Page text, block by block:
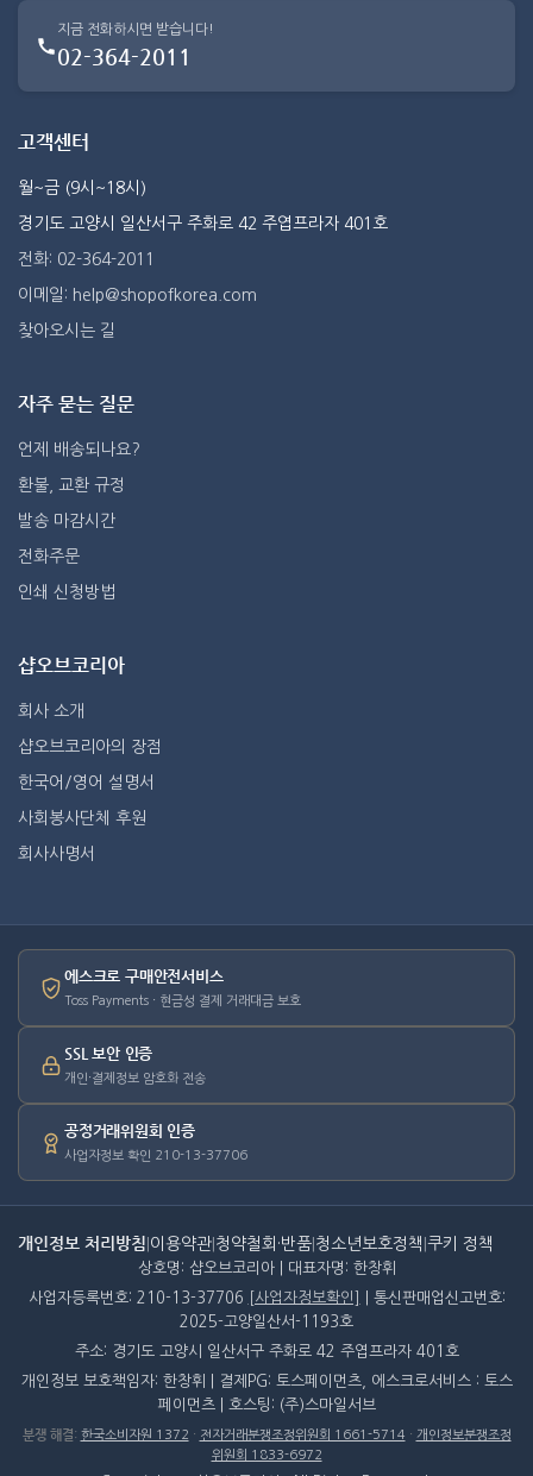
지금 전화하시면 받습니다!
02-364-2011
고객센터
월~금 (9시~18시)
경기도 고양시 일산서구 주화로 42 주엽프라자 401호
전화: 02-364-2011
이메일: help@shopofkorea.com
찾아오시는 길
자주 묻는 질문
언제 배송되나요?
환불, 교환 규정
발송 마감시간
전화주문
인쇄 신청방법
샵오브코리아
회사 소개
샵오브코리아의 장점
한국어/영어 설명서
사회봉사단체 후원
회사사명서
에스크로 구매안전서비스
Toss Payments · 현금성 결제 거래대금 보호
SSL 보안 인증
개인·결제정보 암호화 전송
공정거래위원회 인증
사업자정보 확인 210-13-37706
개인정보 처리방침 이용약관 청약철회·반품 청소년보호정책 쿠키 정책
상호명: 샵오브코리아 | 대표자명: 한창휘
사업자등록번호: 210-13-37706
[사업자정보확인]
| 통신판매업신고번호:
2025-고양일산서-1193호
주소: 경기도 고양시 일산서구 주화로 42 주엽프라자 401호
개인정보 보호책임자: 한창휘 | 결제PG: 토스페이먼츠, 에스크로서비스 : 토스
페이먼츠 | 호스팅: (주)스마일서브
분쟁 해결: 한국소비자원 1372 · 전자거래분쟁조정위원회 1661-5714 · 개인정보분쟁조정
위원회 1833-6972